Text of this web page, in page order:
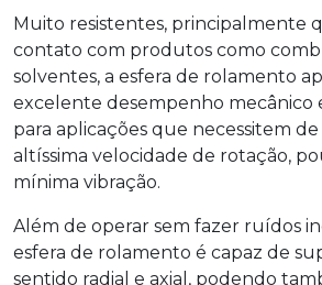
Muito resistentes, principalmente
contato com produtos como
solventes, a esfera de rolamento
excelente desempenho mecânico
para aplicações que necessitem
altíssima velocidade de rotação,
mínima vibração.
Além de operar sem fazer ruídos
esfera de rolamento é capaz de
sentido radial e axial, podendo